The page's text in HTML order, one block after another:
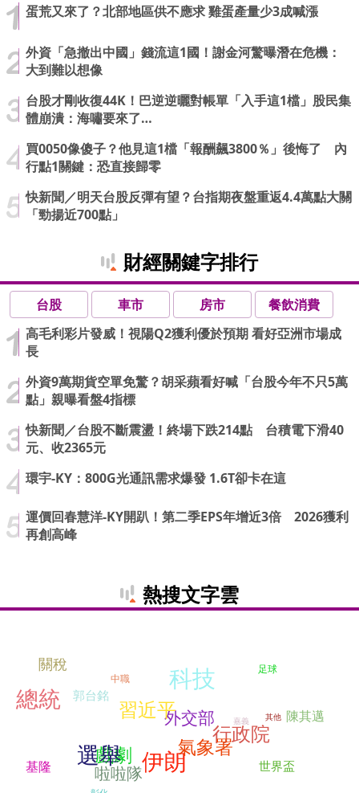
蛋荒又來了？北部地區供不應求 雞蛋產量少3成喊漲
外資「急撤出中國」錢流這1國！謝金河驚曝潛在危機：
大到難以想像
台股才剛收復44K！巴逆逆曬對帳單「入手這1檔」股民集
體崩潰：海嘯要來了…
買0050像傻子？他見這1檔「報酬飆3800％」後悔了 內
行點1關鍵：恐直接歸零
快新聞／明天台股反彈有望？台指期夜盤重返4.4萬點大關
「勁揚近700點」
財經關鍵字排行
台股 車市 房市
餐飲消費
高毛利彩片發威！視陽Q2獲利優於預期 看好亞洲市場成
長
外資9萬期貨空單免驚？胡采蘋看好喊「台股今年不只5萬
點」親曝看盤4指標
快新聞／台股不斷震盪！終場下跌214點 台積電下滑40
元、收2365元
環宇-KY：800G光通訊需求爆發 1.6T卻卡在這
運價回春慧洋-KY開趴！第二季EPS年增近3倍 2026獲利
再創高峰
熱搜文字雲
郭台銘
外交部 其他
中職
伊朗
戲劇
嘉義 陳其邁
行政院
關稅 科技
氣象署
彰化
世界盃
總統
足球
基隆 啦啦隊
選舉
習近平